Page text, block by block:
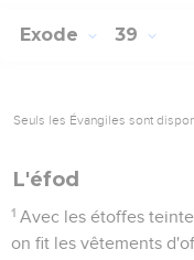
Exode 39
Seuls les Évangiles sont
L'éfod
1 Avec les étoffes
on fit les vêtements